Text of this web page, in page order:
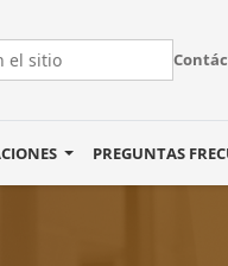
PREGUNTAS